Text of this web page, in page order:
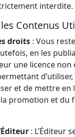
interdite.
Contenus
droits : Vous
en les
une licence
et de mettre en
promotion et du
: L’Éditeur